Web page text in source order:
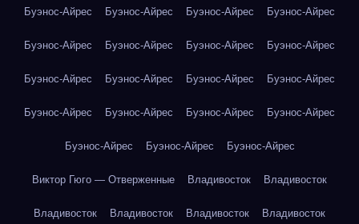
Буэнос-Айрес Буэнос-Айрес Буэнос-Айрес Буэнос-Айрес
Буэнос-Айрес Буэнос-Айрес Буэнос-Айрес Буэнос-Айрес
Буэнос-Айрес Буэнос-Айрес Буэнос-Айрес Буэнос-Айрес
Буэнос-Айрес Буэнос-Айрес Буэнос-Айрес Буэнос-Айрес
Буэнос-Айрес Буэнос-Айрес Буэнос-Айрес
Виктор Гюго — Отверженные Владивосток Владивосток
Владивосток Владивосток Владивосток Владивосток